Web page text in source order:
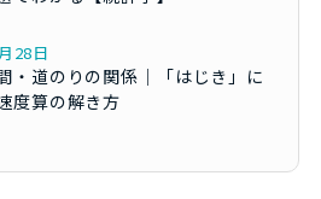
28日
・道のりの関係｜「はじき」に
度算の解き方